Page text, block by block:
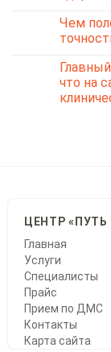
Чем
что на
ЦЕНТР
Главная
Услуги
Специалисты
Прайс
Прием по ДМС
Контакты
Карта сайта